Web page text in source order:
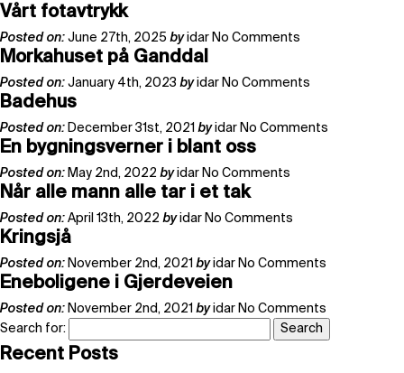
Vårt fotavtrykk
Posted on: June 27th, 2025 byidar No Comments
Morkahuset på Ganddal
Posted on: January 4th, 2023 byidar No Comments
Badehus
Posted on: December 31st, 2021 byidar No Comments
En bygningsverner i blant oss
Posted on: May 2nd, 2022 byidar No Comments
Når alle mann alle tar i et tak
Posted on: April 13th, 2022 byidar No Comments
Kringsjå
Posted on: November 2nd, 2021 byidar No Comments
Eneboligene i Gjerdeveien
Posted on: November 2nd, 2021 byidar No Comments
Search for:
Recent Posts